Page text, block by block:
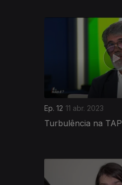
Ep. 12 11 abr. 2023
Turbulência na TAP